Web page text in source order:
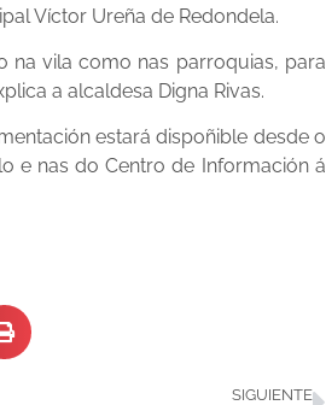
Víctor Ureña de Redondela.
na vila como nas parroquias, para
a alcaldesa Digna Rivas.
estará dispoñible desde o
e nas do Centro de Información á
SIGUIENTE